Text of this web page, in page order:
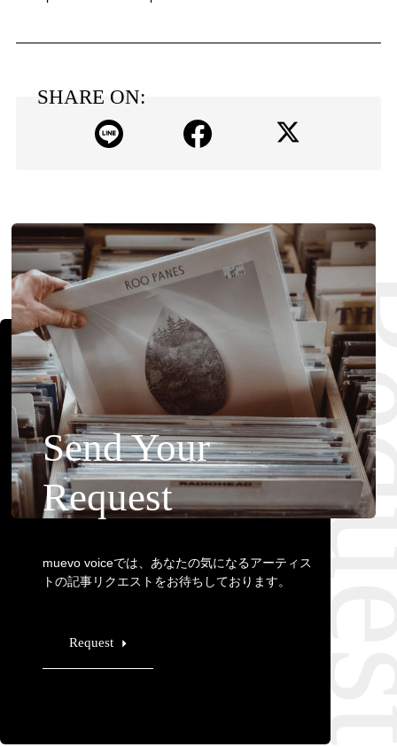
SHARE ON:
Send Your
Request
muevo voiceでは、あなたの気になるアーティス
トの記事リクエストをお待ちしております。
Request